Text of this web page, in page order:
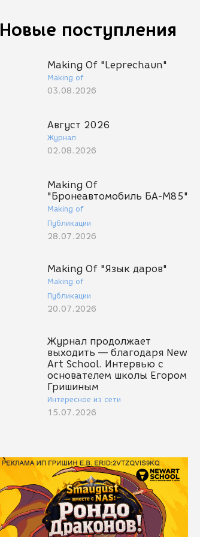
Новые поступления
Making Of "Leprechaun"
Making of
03.08.2026
Август 2026
Журнал
02.08.2026
Making Of
"Бронеавтомобиль БА-М85"
Making of
Публикации
28.07.2026
Making Of "Язык даров"
Making of
Публикации
20.07.2026
Журнал продолжает
выходить — благодаря New
Art School. Интервью с
основателем школы Егором
Гришиным
Интересное из сети
15.07.2026